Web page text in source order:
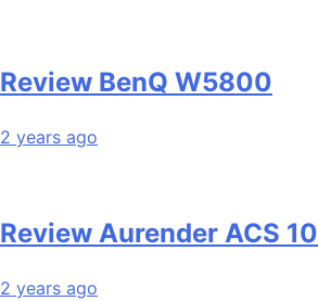
Review BenQ W5800
2 years ago
Review Aurender ACS 10
2 years ago